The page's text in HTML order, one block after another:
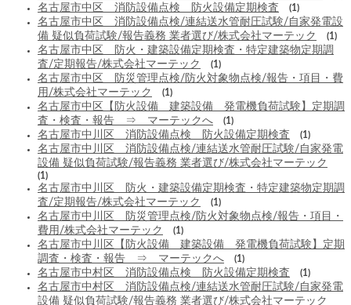
名古屋市中区 消防設備点検 防火設備定期検査 (1)
名古屋市中区 消防設備点検/連結送水管耐圧試験/自家発電設
備 疑似負荷試験/報告義務 業者選び/株式会社マーテック
(1)
名古屋市中区 防火・建築設備定期検査・特定建築物定期調
査/定期報告/株式会社マーテック
(1)
名古屋市中区 防災管理点検/防火対象物点検/報告・項目・費
用/株式会社マーテック
(1)
名古屋市中区【防火設備 建築設備 発電機負荷試験】定期調
査・検査・報告 ⇒ マーテックへ
(1)
名古屋市中川区 消防設備点検 防火設備定期検査 (1)
名古屋市中川区 消防設備点検/連結送水管耐圧試験/自家発電
設備 疑似負荷試験/報告義務 業者選び/株式会社マーテック
(1)
名古屋市中川区 防火・建築設備定期検査・特定建築物定期調
査/定期報告/株式会社マーテック
(1)
名古屋市中川区 防災管理点検/防火対象物点検/報告・項目・
費用/株式会社マーテック
(1)
名古屋市中川区【防火設備 建築設備 発電機負荷試験】定期
調査・検査・報告 ⇒ マーテックへ
(1)
名古屋市中村区 消防設備点検 防火設備定期検査 (1)
名古屋市中村区 消防設備点検/連結送水管耐圧試験/自家発電
設備 疑似負荷試験/報告義務 業者選び/株式会社マーテック